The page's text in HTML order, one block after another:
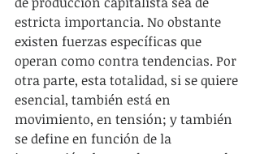
estricta importancia. No obstante
existen fuerzas específicas que
operan como contra tendencias. Por
otra parte, esta totalidad, si se quiere
esencial, también está en
movimiento, en tensión; y también
se define en función de la